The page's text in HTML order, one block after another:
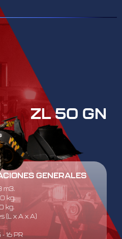
ZL 50 GN
GENERALES
m3.
kg.
kg.
(L x A x A)
16 PR